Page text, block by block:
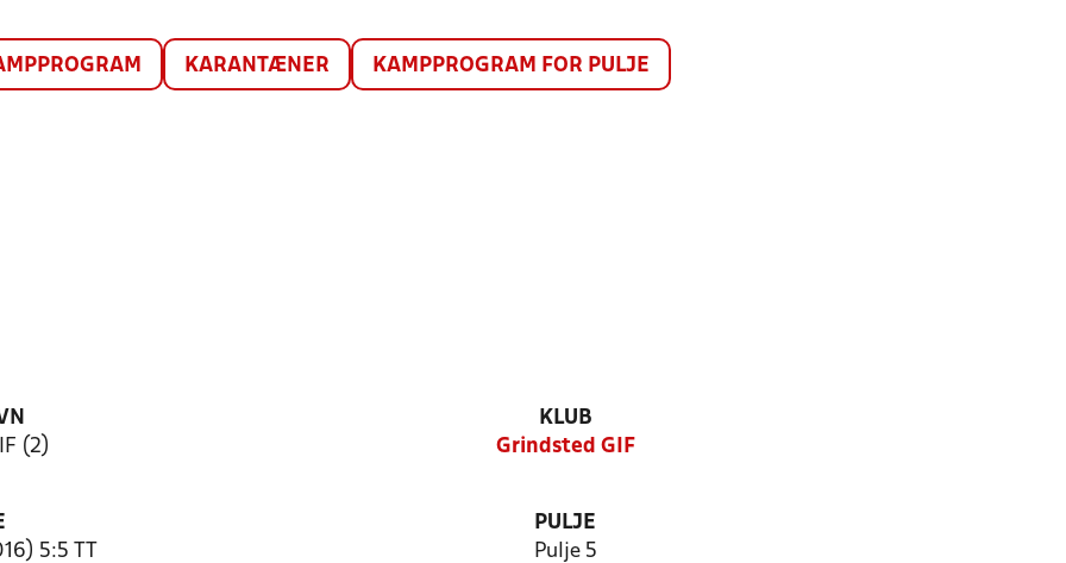
KARANTÆNER KAMPPROGRAM FOR PULJE
(2)
KLUB
Grindsted GIF
5:5 TT
PULJE
Pulje 5